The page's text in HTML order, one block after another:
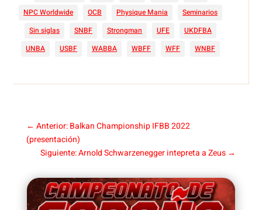
NPC Worldwide
OCB Physique Mania
Seminarios
Sin siglas
SNBF Strongman UFE
UKDFBA
UNBA
USBF WABBA WBFF WFF WNBF
← Anterior: Balkan Championship IFBB 2022
(presentación)
Siguiente: Arnold Schwarzenegger intepreta a Zeus →